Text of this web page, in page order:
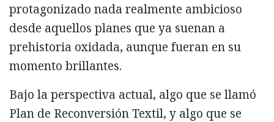
protagonizado nada realmente ambicioso
desde aquellos planes que ya suenan a
prehistoria oxidada, aunque fueran en su
momento brillantes.
Bajo la perspectiva actual, algo que se llamó
Plan de Reconversión Textil, y algo que se